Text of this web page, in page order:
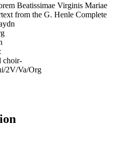
Beatissimae Virginis Mariae
from the G. Henle Complete
choir-
2V/Va/Org